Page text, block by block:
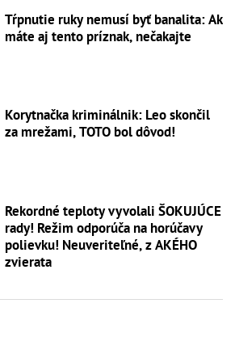
Tŕpnutie ruky nemusí byť banalita: Ak
máte aj tento príznak, nečakajte
Korytnačka kriminálnik: Leo skončil
za mrežami, TOTO bol dôvod!
Rekordné teploty vyvolali ŠOKUJÚCE
rady! Režim odporúča na horúčavy
polievku! Neuveriteľné, z AKÉHO
zvierata